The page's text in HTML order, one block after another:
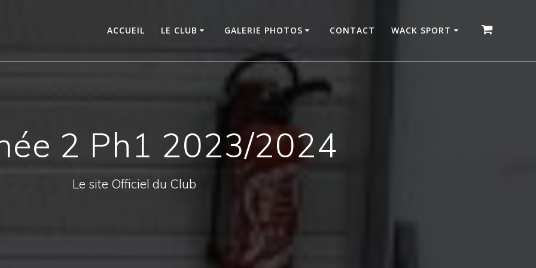
ACCUEIL LE CLUB GALERIE PHOTOS CONTACT WACK SPORT
2 Ph1 2023/2024
Le site Officiel du Club